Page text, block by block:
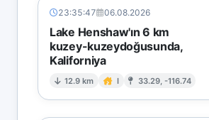
23:35:47 06.08.2026
Lake Henshaw'ın 6 km
kuzey-kuzeydoğusunda,
Kaliforniya
12.9 km I 33.29, -116.74